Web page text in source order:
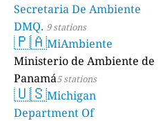
Secretaria De Ambiente
DMQ. 9 stations
🇵🇦MiAmbiente
Ministerio de Ambiente de
Panamá5 stations
🇺🇸Michigan
Department Of